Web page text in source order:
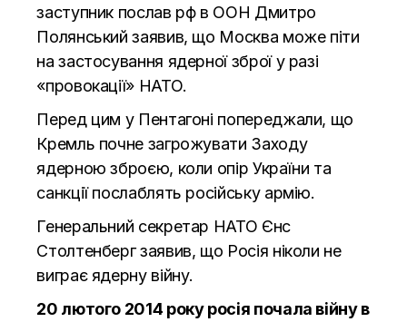
заступник послав рф в ООН Дмитро
Полянський заявив, що Москва може піти
на застосування ядерної зброї у разі
«провокації» НАТО.
Перед цим у Пентагоні попереджали, що
Кремль почне загрожувати Заходу
ядерною зброєю, коли опір України та
санкції послаблять російську армію.
Генеральний секретар НАТО Єнс
Столтенберг заявив, що Росія ніколи не
виграє ядерну війну.
20 лютого 2014 року росія почала війну в